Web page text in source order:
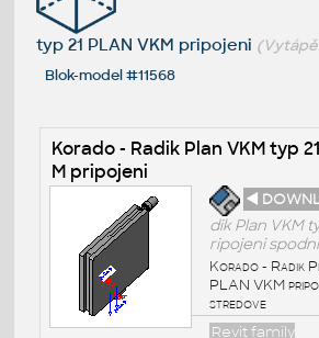
typ 21 PLAN VKM pripojeni
Blok-model #11568
Korado - Radik Plan VKM typ
M pripojeni
◄
dik Plan VKM
ripojeni
Korado - Radik
PLAN VKM
stredove
Revit family